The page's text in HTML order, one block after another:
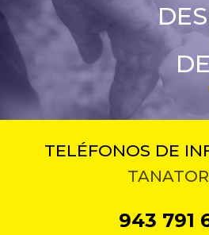
TELÉFONOS DE
943 791